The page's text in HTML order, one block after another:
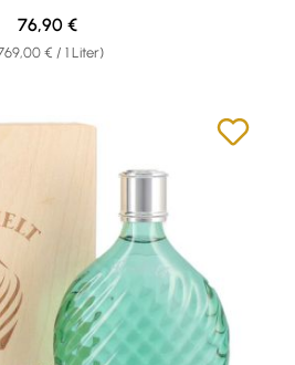
€ / 1 Liter)
Regulärer Preis:
76,90 €